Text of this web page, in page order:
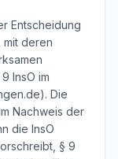
Entscheidung
deren
InsO im
Die
Nachweis der
die InsO
§ 9